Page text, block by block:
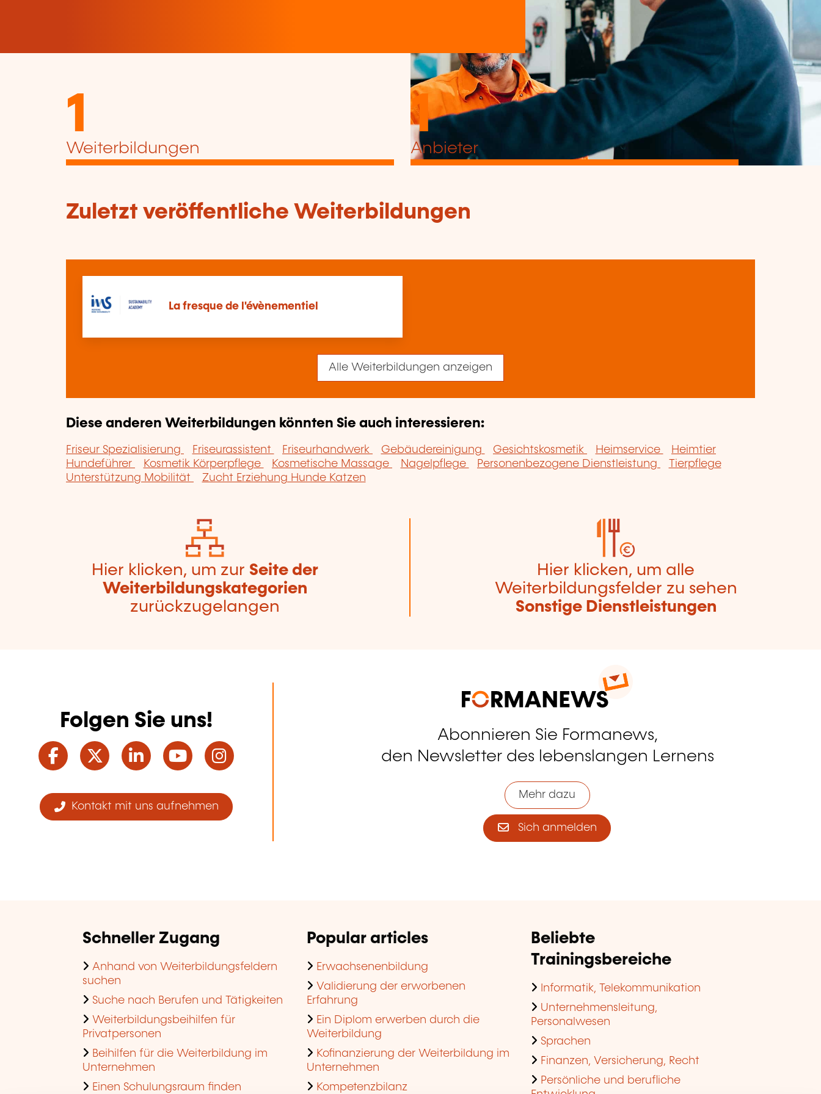
1
Weiterbildungen
1
Anbieter
Zuletzt veröffentliche Weiterbildungen
La fresque de l'évènementiel
Alle Weiterbildungen anzeigen
Diese anderen Weiterbildungen könnten Sie auch interessieren:
Friseur Spezialisierung Friseurassistent Friseurhandwerk Gebäudereinigung Gesichtskosmetik Heimservice
Heimtier
Hundeführer
Kosmetik Körperpflege Kosmetische Massage Nagelpflege Personenbezogene Dienstleistung
Tierpflege
Unterstützung Mobilität
Zucht Erziehung Hunde Katzen
Hier klicken, um zur Seite der
Weiterbildungskategorien
zurückzugelangen
Hier klicken, um alle
Weiterbildungsfelder zu sehen
Sonstige Dienstleistungen
Folgen Sie uns!
Facebook
TwitterLinkedInYouTube
Kontakt mit uns aufnehmen
Abonnieren Sie Formanews,
den Newsletter des lebenslangen Lernens
Mehr dazu
Sich anmelden
Schneller Zugang
Anhand von Weiterbildungsfeldern
suchen
Suche nach Berufen und Tätigkeiten
Weiterbildungsbeihilfen für
Privatpersonen
Beihilfen für die Weiterbildung im
Unternehmen
Einen Schulungsraum finden
Popular articles
Erwachsenenbildung
Validierung der erworbenen
Erfahrung
Ein Diplom erwerben durch die
Weiterbildung
Kofinanzierung der Weiterbildung im
Unternehmen
Kompetenzbilanz
Beliebte
Trainingsbereiche
Informatik, Telekommunikation
Unternehmensleitung,
Personalwesen
Sprachen
Finanzen, Versicherung, Recht
Persönliche und berufliche